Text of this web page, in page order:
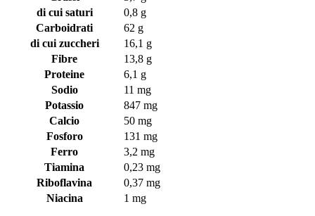
di cui saturi
0,8 g
Carboidrati
62 g
di cui zuccheri
16,1 g
Fibre
13,8 g
Proteine
6,1 g
Sodio
11 mg
Potassio
847 mg
Calcio
50 mg
Fosforo
131 mg
Ferro
3,2 mg
Tiamina
0,23 mg
Riboflavina
0,37 mg
Niacina
1 mg